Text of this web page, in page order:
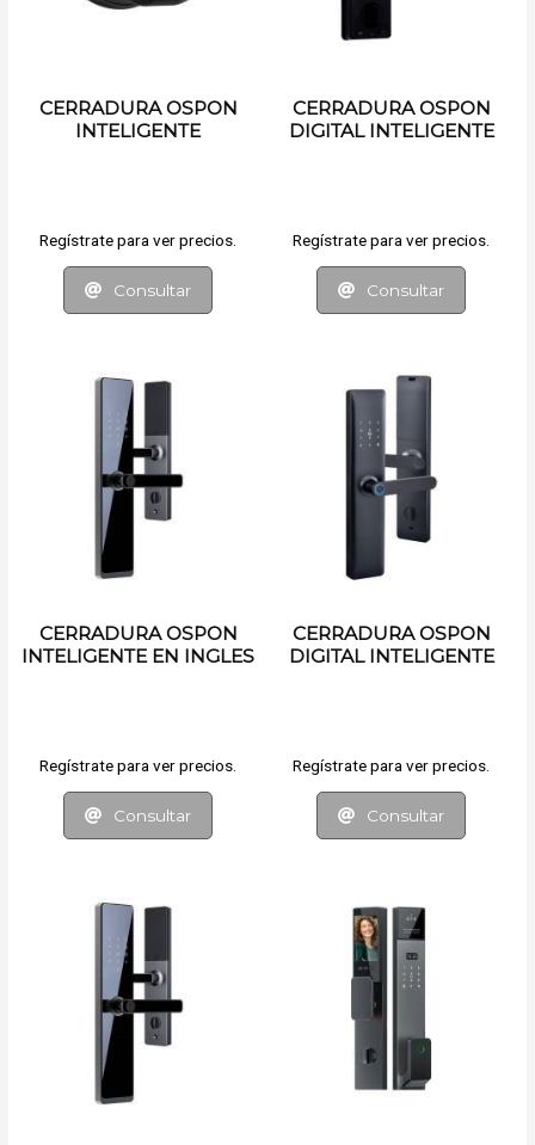
CERRADURA OSPON
INTELIGENTE
Regístrate para ver precios.
Consultar
CERRADURA OSPON
DIGITAL INTELIGENTE
Regístrate para ver precios.
Consultar
CERRADURA OSPON
INTELIGENTE EN INGLES
Regístrate para ver precios.
Consultar
CERRADURA OSPON
DIGITAL INTELIGENTE
Regístrate para ver precios.
Consultar